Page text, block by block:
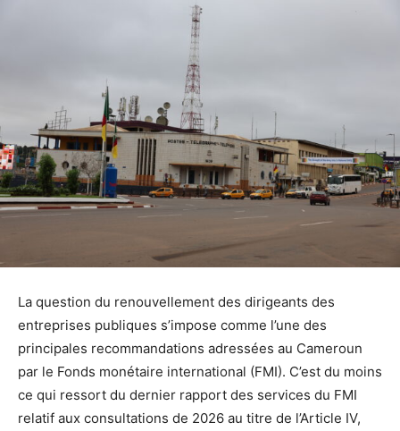
La question du renouvellement des dirigeants des
entreprises publiques s’impose comme l’une des
principales recommandations adressées au Cameroun
par le Fonds monétaire international (FMI). C’est du moins
ce qui ressort du dernier rapport des services du FMI
relatif aux consultations de 2026 au titre de l’Article IV,